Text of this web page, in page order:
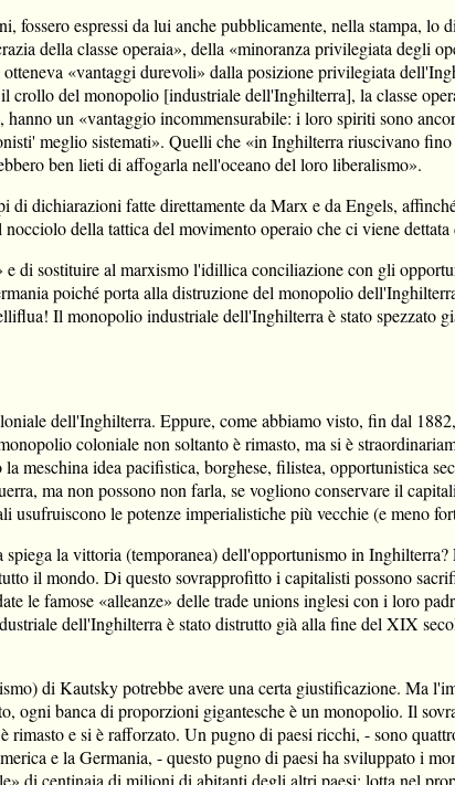
fossero espressi da lui anche pubblicamente, nella stampa, lo
della classe operaia», della «minoranza privilegiata degli
«vantaggi durevoli» dalla posizione privilegiata
del monopolio [industriale dell'Inghilterra], la classe
un «vantaggio incommensurabile: i loro spiriti sono
meglio sistemati». Quelli che «in Inghilterra riuscivano
ben lieti di affogarla nell'oceano del loro liberalismo».
dichiarazioni fatte direttamente da Marx e da Engels,
della tattica del movimento operaio che ci viene
di sostituire al marxismo l'idillica conciliazione con gli
poiché porta alla distruzione del monopolio
Il monopolio industriale dell'Inghilterra è stato spezzato
dell'Inghilterra. Eppure, come abbiamo visto, fin dal
coloniale non soltanto è rimasto, ma si è
meschina idea pacifistica, borghese, filistea, opportunistica
ma non possono non farla, se vogliono conservare il
usufruiscono le potenze imperialistiche più vecchie (e meno
la vittoria (temporanea) dell'opportunismo in
il mondo. Di questo sovrapprofitto i capitalisti possono
le famose «alleanze» delle trade unions inglesi con i loro
dell'Inghilterra è stato distrutto già alla fine del XIX
di Kautsky potrebbe avere una certa giustificazione. Ma
ogni banca di proporzioni gigantesche è un monopolio. Il
e si è rafforzato. Un pugno di paesi ricchi, - sono
e la Germania, - questo pugno di paesi ha sviluppato i
di centinaia di milioni di abitanti degli altri paesi; lotta nel